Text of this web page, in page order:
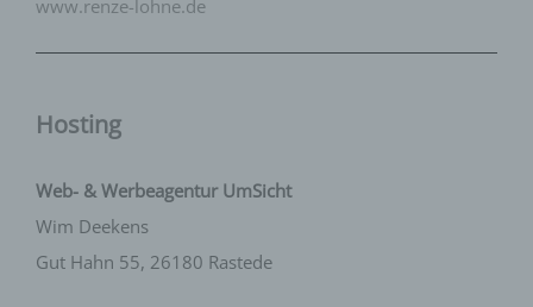
www.renze-lohne.de
Hosting
Web- & Werbeagentur UmSicht
Wim Deekens
Gut Hahn 55, 26180 Rastede